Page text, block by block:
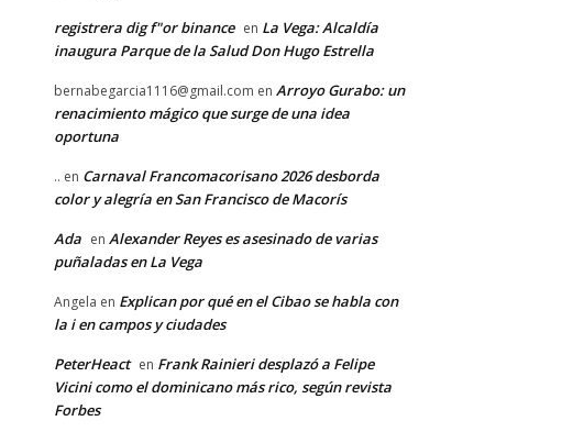
registrera dig f"or binance en La Vega: Alcaldía
inaugura Parque de la Salud Don Hugo Estrella
bernabegarcia1116@gmail.com en Arroyo Gurabo: un
renacimiento mágico que surge de una idea
oportuna
.. en Carnaval Francomacorisano 2026 desborda
color y alegría en San Francisco de Macorís
Ada en Alexander Reyes es asesinado de varias
puñaladas en La Vega
Angela en Explican por qué en el Cibao se habla con
la i en campos y ciudades
PeterHeact en Frank Rainieri desplazó a Felipe
Vicini como el dominicano más rico, según revista
Forbes